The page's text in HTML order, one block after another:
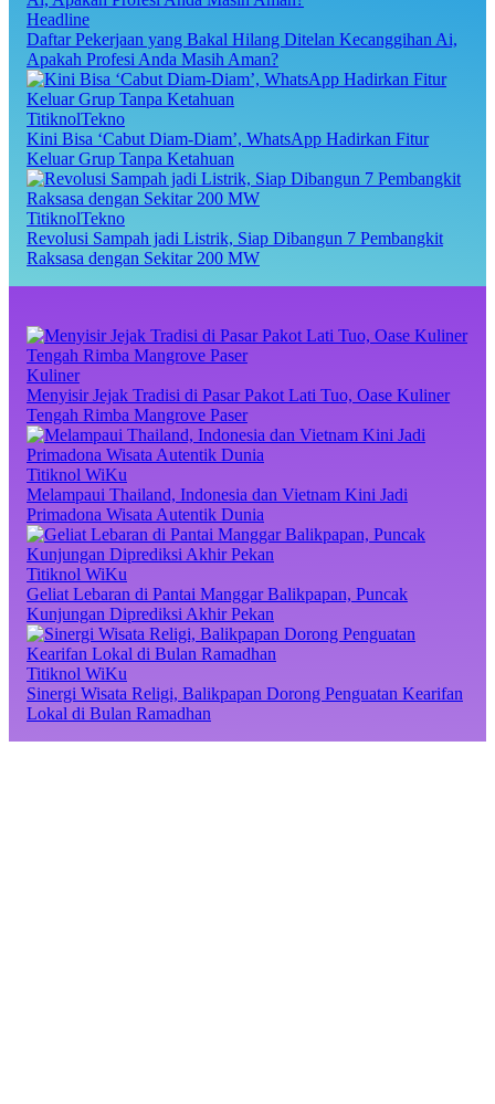
Headline
Daftar Pekerjaan yang Bakal Hilang Ditelan Kecanggihan Ai,
Apakah Profesi Anda Masih Aman?
TitiknolTekno
Kini Bisa ‘Cabut Diam-Diam’, WhatsApp Hadirkan Fitur
Keluar Grup Tanpa Ketahuan
TitiknolTekno
Revolusi Sampah jadi Listrik, Siap Dibangun 7 Pembangkit
Raksasa dengan Sekitar 200 MW
Kuliner
Menyisir Jejak Tradisi di Pasar Pakot Lati Tuo, Oase Kuliner
Tengah Rimba Mangrove Paser
Titiknol WiKu
Melampaui Thailand, Indonesia dan Vietnam Kini Jadi
Primadona Wisata Autentik Dunia
Titiknol WiKu
Geliat Lebaran di Pantai Manggar Balikpapan, Puncak
Kunjungan Diprediksi Akhir Pekan
Titiknol WiKu
Sinergi Wisata Religi, Balikpapan Dorong Penguatan Kearifan
Lokal di Bulan Ramadhan